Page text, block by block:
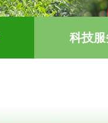
科技服